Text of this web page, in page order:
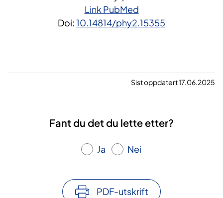
Link PubMed
Doi:10.14814/phy2.15355
Sist oppdatert 17.06.2025
Fant du det du lette etter?
Ja Nei
PDF-utskrift